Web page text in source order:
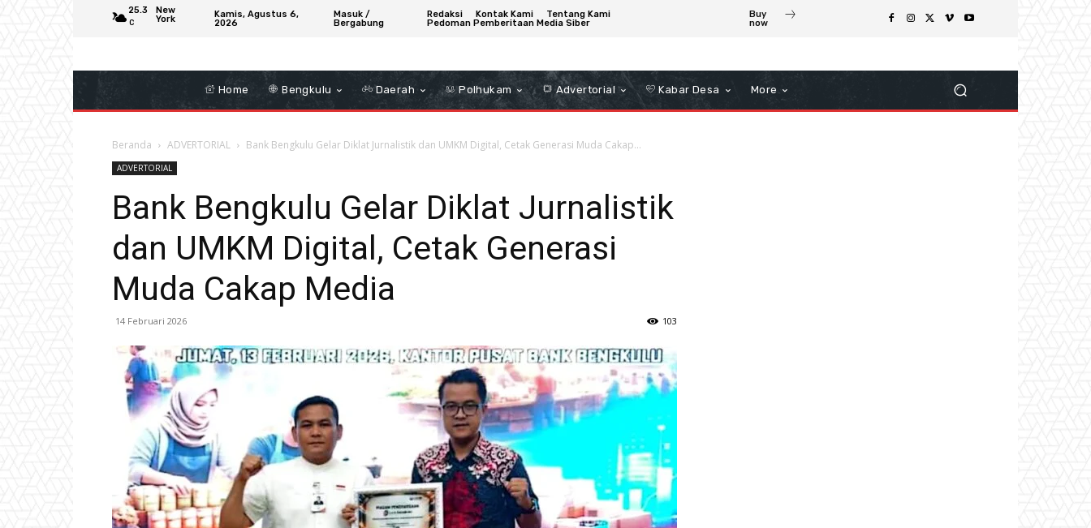
25.3
C
New
York
Kamis, Agustus 6,
2026
Masuk /
Bergabung
Redaksi Kontak Kami
Tentang Kami
Pedoman Pemberitaan Media Siber
Buy
now
Home Bengkulu Daerah Polhukam Advertorial Kabar Desa More
Beranda ADVERTORIAL Bank Bengkulu Gelar Diklat Jurnalistik dan UMKM Digital, Cetak Generasi Muda Cakap...
ADVERTORIAL
Bank Bengkulu Gelar Diklat Jurnalistik
dan UMKM Digital, Cetak Generasi
Muda Cakap Media
14 Februari 2026 103